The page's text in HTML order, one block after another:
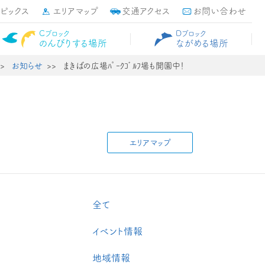
ックス エリアマップ 交通アクセス お問い合わせ
Cブロック
のんびりする場所
Dブロック
ながめる場所
お知らせ まきばの広場ﾊﾟｰｸｺﾞﾙﾌ場も開園中！
エリアマップ
全て
イベント情報
地域情報